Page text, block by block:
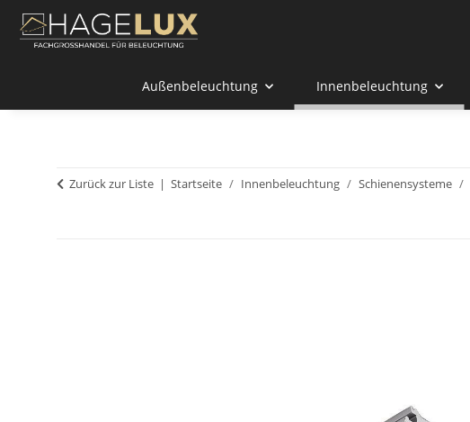
Außenbeleuchtung Innenbeleuchtung
Zurück zur Liste Startseite Innenbeleuchtung Schienensysteme